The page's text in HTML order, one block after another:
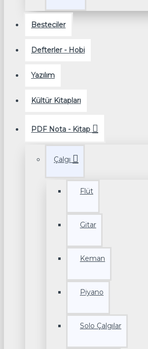
Besteciler
Defterler - Hobi
Yazılım
Kültür Kitapları
PDF Nota - Kitap
Çalgı
Flüt
Gitar
Keman
Piyano
Solo Çalgılar